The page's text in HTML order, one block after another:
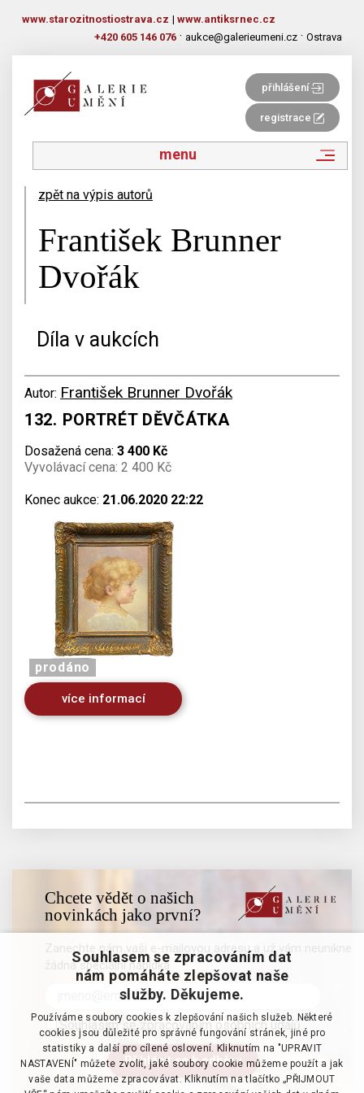
www.starozitnostiostrava.cz | www.antiksrnec.cz
+420 605 146 076 · aukce@galerieumeni.cz · Ostrava
přihlášení
registrace
menu
zpět na výpis autorů
František Brunner
Dvořák
Díla v aukcích
Autor: František Brunner Dvořák
132. PORTRÉT DĚVČÁTKA
Dosažená cena: 3 400 Kč
Vyvolávací cena: 2 400 Kč
Konec aukce: 21.06.2020 22:22
prodáno
více informací
Chcete vědět o našich
novinkách jako první?
Zanechte nám vaši e-mailovou adresu a už vám neunikne
žádná speciální nabídka
Souhlasím se zpracováním osobních údajů
Souhlasem se zpracováním dat
nám pomáháte zlepšovat naše
služby. Děkujeme.
Používáme soubory cookies k zlepšování našich služeb. Některé
cookies jsou důležité pro správné fungování stránek, jiné pro
statistiky a další pro cílené oslovení. Kliknutím na "UPRAVIT
NASTAVENÍ" můžete zvolit, jaké soubory cookie můžeme použít a jak
vaše data můžeme zpracovávat. Kliknutím na tlačítko „PŘIJMOUT